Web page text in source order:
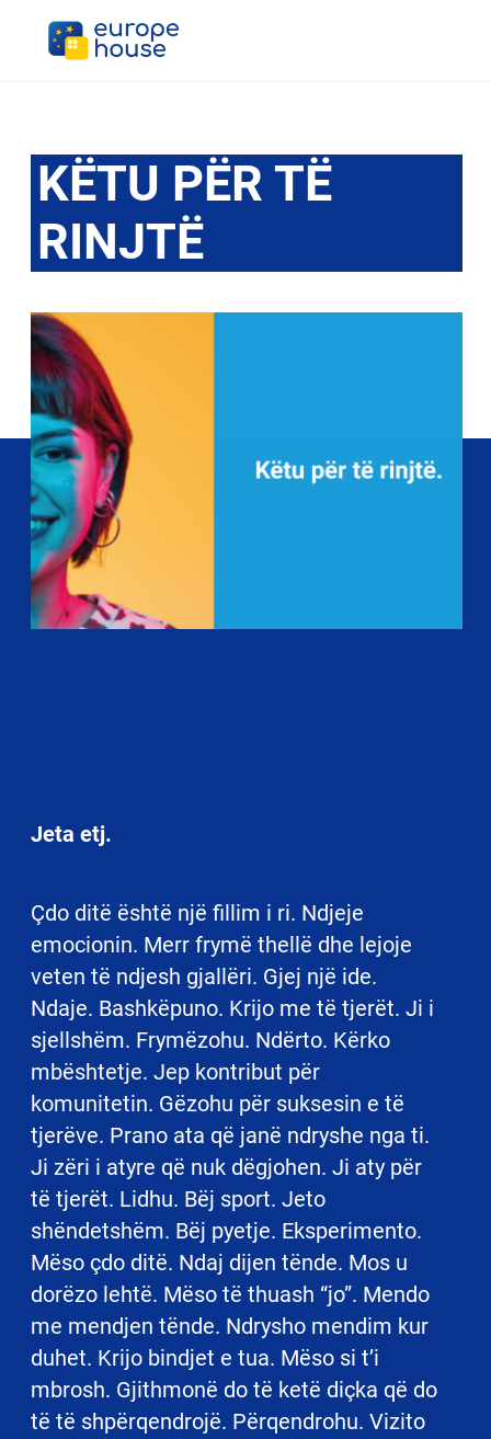
KËTU PËR TË
RINJTË
Jeta etj.
Çdo ditë është një fillim i ri. Ndjeje
emocionin. Merr frymë thellë dhe lejoje
veten të ndjesh gjallëri. Gjej një ide.
Ndaje. Bashkëpuno. Krijo me të tjerët. Ji i
sjellshëm. Frymëzohu. Ndërto. Kërko
mbështetje. Jep kontribut për
komunitetin. Gëzohu për suksesin e të
tjerëve. Prano ata që janë ndryshe nga ti.
Ji zëri i atyre që nuk dëgjohen. Ji aty për
të tjerët. Lidhu. Bëj sport. Jeto
shëndetshëm. Bëj pyetje. Eksperimento.
Mëso çdo ditë. Ndaj dijen tënde. Mos u
dorëzo lehtë. Mëso të thuash “jo”. Mendo
me mendjen tënde. Ndrysho mendim kur
duhet. Krijo bindjet e tua. Mëso si t’i
mbrosh. Gjithmonë do të ketë diçka që do
të të shpërqendrojë. Përqendrohu. Vizito